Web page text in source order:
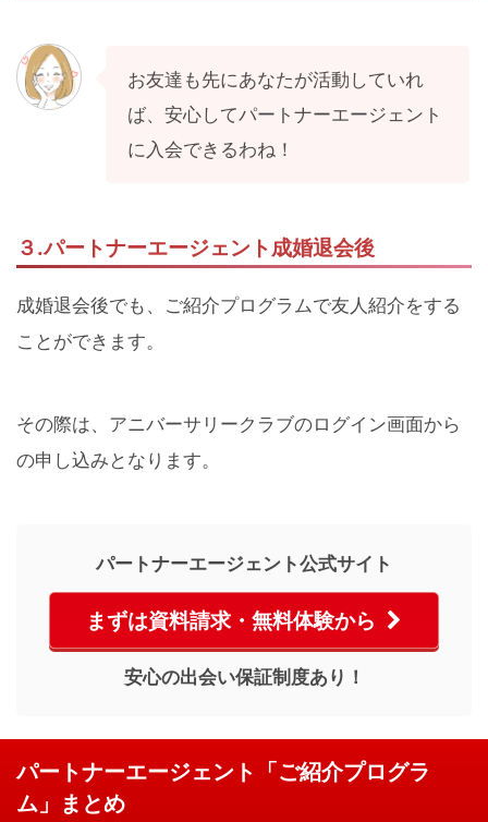
お友達も先にあなたが活動していれ
ば、安心してパートナーエージェント
に入会できるわね！
３.パートナーエージェント成婚退会後
成婚退会後でも、ご紹介プログラムで友人紹介をする
ことができます。
その際は、 アニバーサリークラブのログイン画面から
の申し込みとなります。
パートナーエージェント公式サイト
まずは資料請求・無料体験から
安心の出会い保証制度あり！
パートナーエージェント「ご紹介プログラ
ム」まとめ